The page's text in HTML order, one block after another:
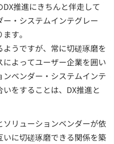
推進にきちんと伴走して
・システムインテグレー
す。
うですが、常に切磋琢磨を
よってユーザー企業を囲い
ベンダー・システムインテ
をすることは、DX推進と
リューションベンダーが依
に切磋琢磨できる関係を築